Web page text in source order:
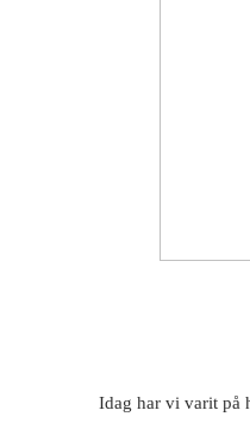
Idag har vi varit på